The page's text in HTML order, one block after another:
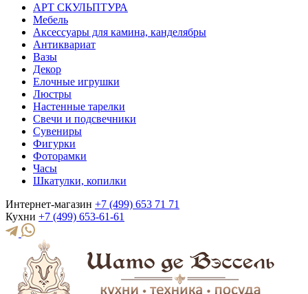
АРТ СКУЛЬПТУРА
Мебель
Аксессуары для камина, канделябры
Антиквариат
Вазы
Декор
Елочные игрушки
Люстры
Настенные тарелки
Свечи и подсвечники
Сувениры
Фигурки
Фоторамки
Часы
Шкатулки, копилки
Интернет-магазин +7 (499) 653 71 71
Кухни +7 (499) 653-61-61